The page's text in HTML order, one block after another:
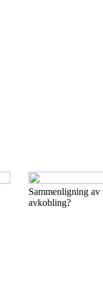
Sammenligning
avkobling?